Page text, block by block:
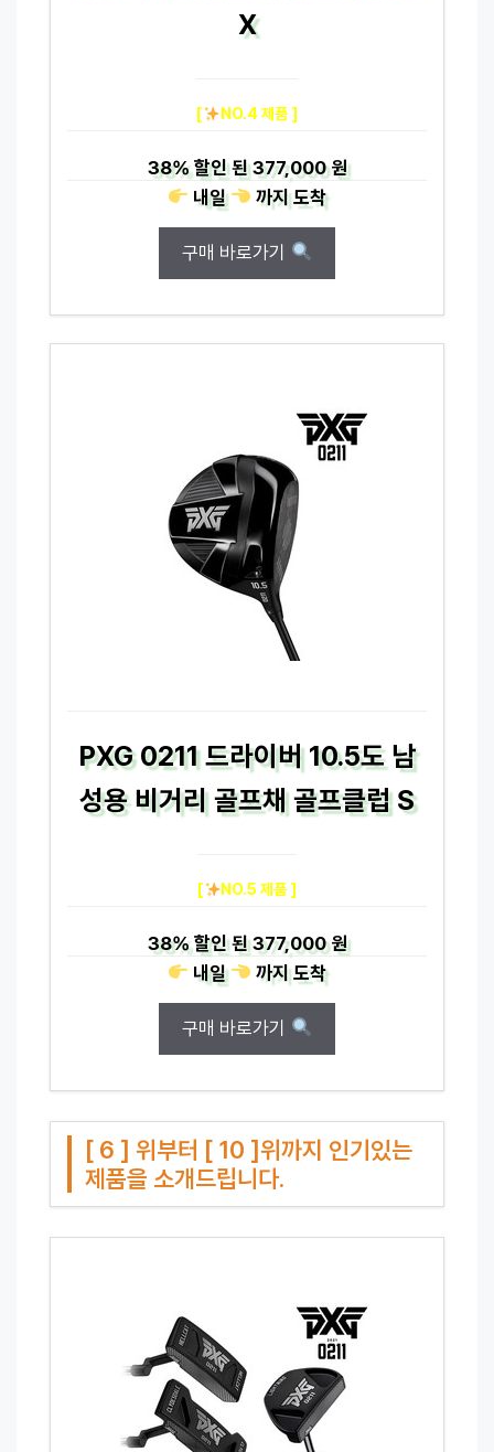
X
[ NO.4 제품 ]
38%할인 된377,000 원
내일
까지도착
구매 바로가기
PXG 0211 드라이버 10.5도 남
성용 비거리 골프채 골프클럽 S
[ NO.5 제품 ]
38%할인 된377,000 원
내일
까지도착
구매 바로가기
[ 6 ] 위부터 [ 10 ]위까지 인기있는
제품을 소개드립니다.